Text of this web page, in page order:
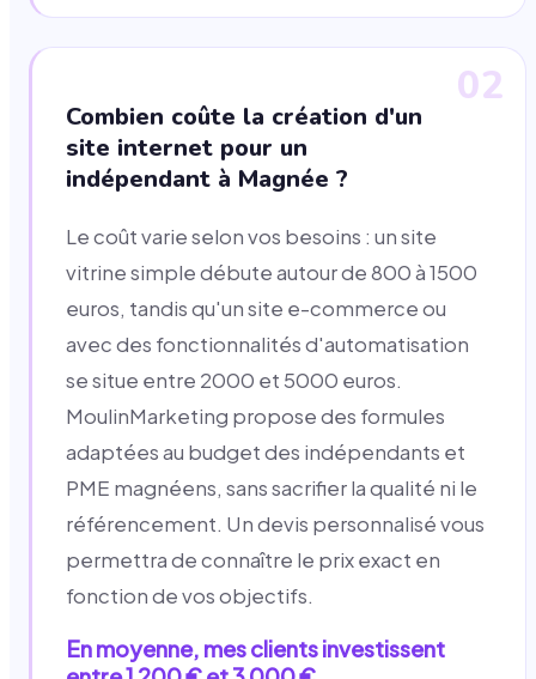
02
Combien coûte la création d'un
site internet pour un
indépendant à Magnée ?
Le coût varie selon vos besoins : un site
vitrine simple débute autour de 800 à 1500
euros, tandis qu'un site e-commerce ou
avec des fonctionnalités d'automatisation
se situe entre 2000 et 5000 euros.
MoulinMarketing propose des formules
adaptées au budget des indépendants et
PME magnéens, sans sacrifier la qualité ni le
référencement. Un devis personnalisé vous
permettra de connaître le prix exact en
fonction de vos objectifs.
En moyenne, mes clients investissent